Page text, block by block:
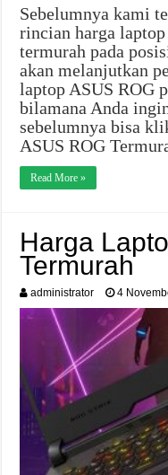
Sebelumnya kami
rincian harga
termurah pada
akan melanjutkan
laptop ASUS ROG
bilamana Anda
sebelumnya bisa
ASUS ROG
Read More »
Harga
Termurah
administrator 4